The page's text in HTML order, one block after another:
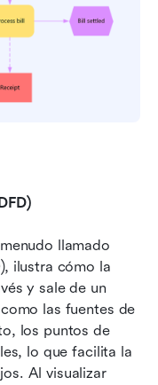
llamado
ilustra cómo la
y sale de un
las fuentes de
los puntos de
lo que facilita la
Al visualizar